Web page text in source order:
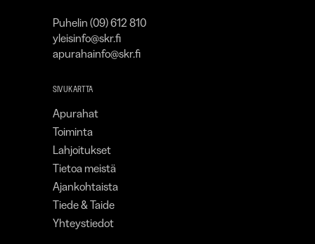
Puhelin (09) 612 810
yleisinfo@skr.fi
apurahainfo@skr.fi
SIVUKARTTA
Apurahat
Toiminta
Lahjoitukset
Tietoa meistä
Ajankohtaista
Tiede & Taide
Yhteystiedot